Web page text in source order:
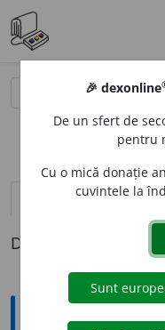
definiții (1)
Definiția cu ID-ul
Explicative
🎉 dexonline
De un sfert de
pentru
Cu o mică donație
cuvintele la